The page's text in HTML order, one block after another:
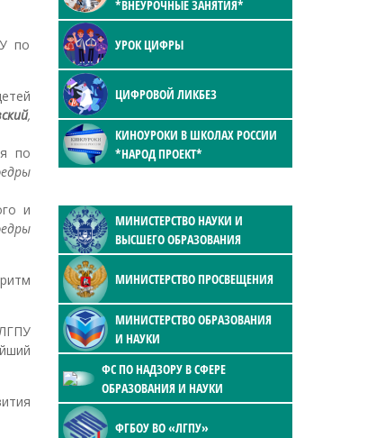
по
,
по
и
*ВНЕУРОЧНЫЕ ЗАНЯТИЯ*
УРОК ЦИФРЫ
ЦИФРОВОЙ ЛИКБЕЗ
КИНОУРОКИ В ШКОЛАХ РОССИИ
*НАРОД ПРОЕКТ*
МИНИСТЕРСТВО НАУКИ И
ВЫСШЕГО ОБРАЗОВАНИЯ
МИНИСТЕРСТВО ПРОСВЕЩЕНИЯ
МИНИСТЕРСТВО ОБРАЗОВАНИЯ
И НАУКИ
ФС ПО НАДЗОРУ В СФЕРЕ
ОБРАЗОВАНИЯ И НАУКИ
ФГБОУ ВО «ЛГПУ»